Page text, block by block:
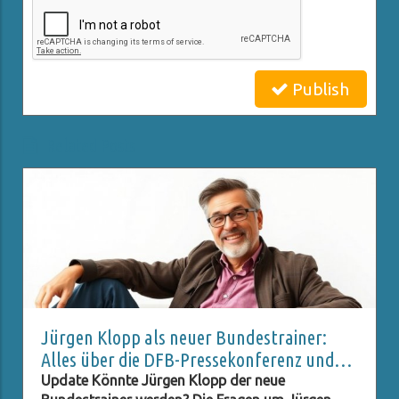
Publish
Jürgen Klopp als neuer Bundestrainer:
Alles über die DFB-Pressekonferenz und
Live-Stream
Update Könnte Jürgen Klopp der neue